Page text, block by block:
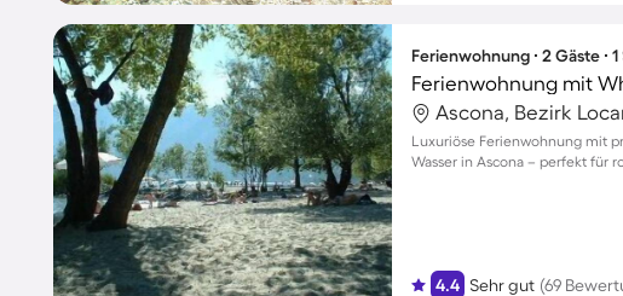
Ferienwohnung ∙ 2 Gäste ∙
Ascona, Bezirk
Luxuriöse Ferienwohnung mit
Wasser in Ascona – perfekt für
4.4 Sehr gut (69